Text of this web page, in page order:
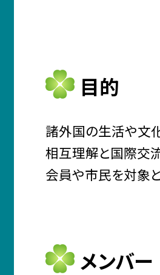
目的
諸外国の生活や文
相互理解と国際交
会員や市民を対象
メンバー